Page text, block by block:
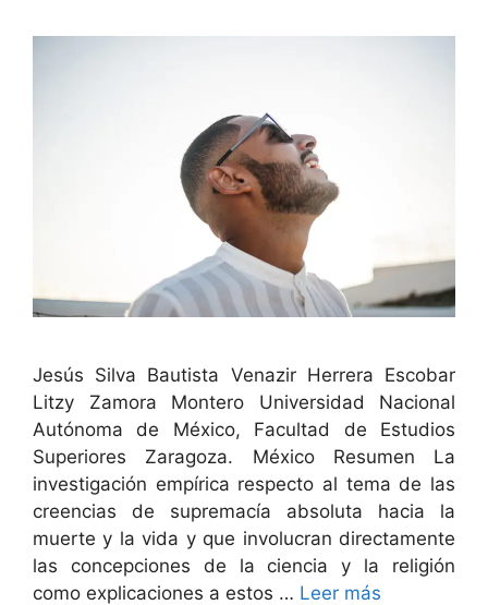
Jesús Sil­va Bautista Venazir Her­rera Esco­bar
Litzy Zamo­ra Mon­tero Uni­ver­si­dad Nacional
Autóno­ma de Méx­i­co, Fac­ul­tad de Estu­dios
Supe­ri­ores Zaragoza. Méx­i­co Resumen La
inves­ti­gación empíri­ca respec­to al tema de las
creen­cias de suprema­cía abso­lu­ta hacia la
muerte y la vida y que involu­cran direc­ta­mente
las con­cep­ciones de la cien­cia y la religión
como expli­ca­ciones a estos … Leer más